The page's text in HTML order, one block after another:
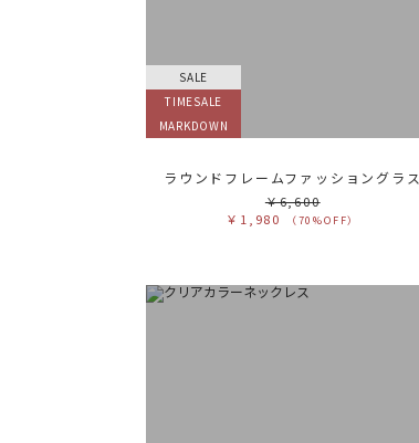
SALE
TIMESALE
MARKDOWN
ラウンドフレームファッショングラス
￥6,600
￥1,980
（70%OFF）